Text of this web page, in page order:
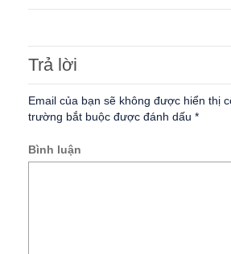
Trả lời
Email của bạn sẽ không được hiển thị
trường bắt buộc được đánh dấu *
Bình luận